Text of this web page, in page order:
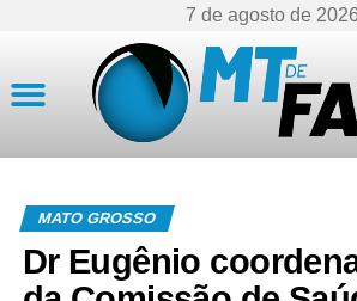
7 de agosto de 2026
MATO GROSSO
Dr Eugênio